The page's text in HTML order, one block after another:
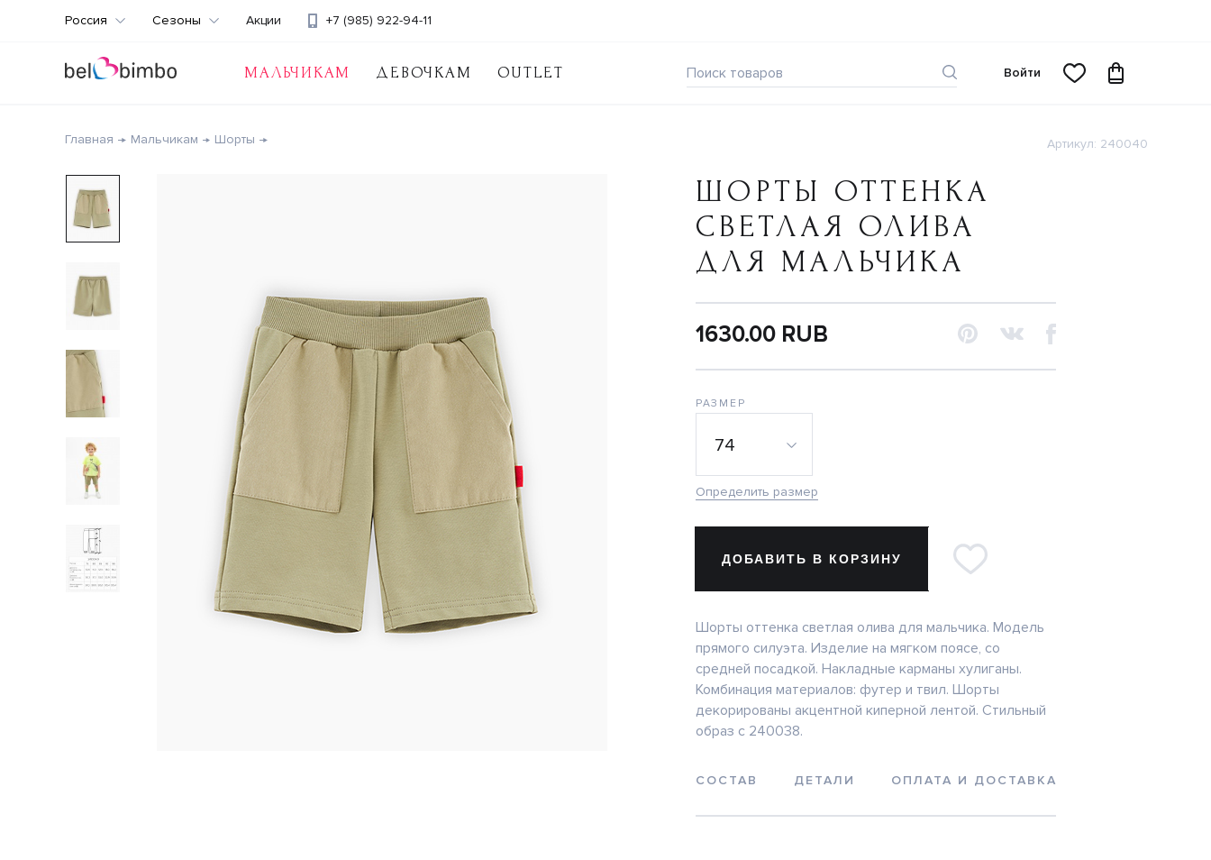
МАЛЬЧИКАМ ДЕВОЧКАМ OUTLET
+7 (985) 922-94-11
Россия Сезоны Акции
Войти
Главная Мальчикам Шорты Артикул: 240040
ШОРТЫ ОТТЕНКА
СВЕТЛАЯ ОЛИВА
ДЛЯ МАЛЬЧИКА
1630.00 RUB
РАЗМЕР
74
Определить размер
ДОБАВИТЬ В КОРЗИНУ
Шорты оттенка светлая олива для мальчика. Модель
прямого силуэта. Изделие на мягком поясе, со
средней посадкой. Накладные карманы хулиганы.
Комбинация материалов: футер и твил. Шорты
декорированы акцентной киперной лентой. Стильный
образ с 240038.
СОСТАВ ДЕТАЛИ ОПЛАТА И ДОСТАВКА